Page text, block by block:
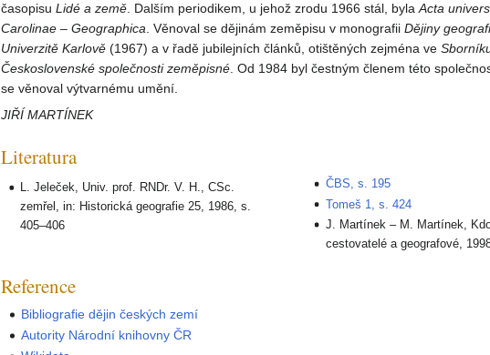
časopisu Lidé a země . Dalším periodikem, u jehož zrodu 1966 stál, byla Acta
Carolinae – Geographica . Věnoval se dějinám zeměpisu v monografii Dějiny
Univerzitě Karlově (1967) a v řadě jubilejních článků, otištěných zejména ve
Československé společnosti zeměpisné . Od 1984 byl čestným členem této
se věnoval výtvarnému umění.
JIŘÍ MARTÍNEK
Literatura
L. Jeleček, Univ. prof. RNDr. V. H., CSc.
zemřel, in: Historická geografie 25, 1986, s.
405–406
ČBS, s. 195
Tomeš 1, s. 424
J. Martínek – M. Martínek,
cestovatelé a geografové,
Reference
Bibliografie dějin českých zemí
Autority Národní knihovny ČR